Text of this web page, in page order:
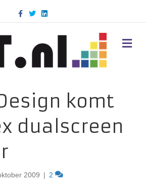
c
k
T
w
i
n
d
M
E
komt
dualscreen
2009 | 2